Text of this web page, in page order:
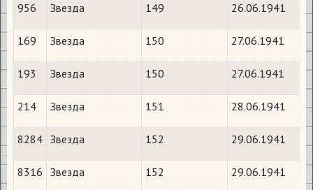
956 Звезда 149 26.06.1941
169 Звезда 150 27.06.1941
193 Звезда 150 27.06.1941
214 Звезда 151 28.06.1941
8284 Звезда 152 29.06.1941
8316 Звезда 152 29.06.1941